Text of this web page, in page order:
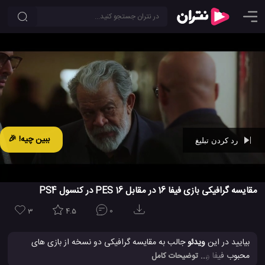
ببین چیه! 🎉
مقایسه گرافیکی بازی فیفا 16 در مقابل PES 16 در کنسول PS4
3 4.5 0
بیایید در اینویدئوجالب به مقایسه گرافیکی دو نسخه از بازی های
... توضیحات کامل